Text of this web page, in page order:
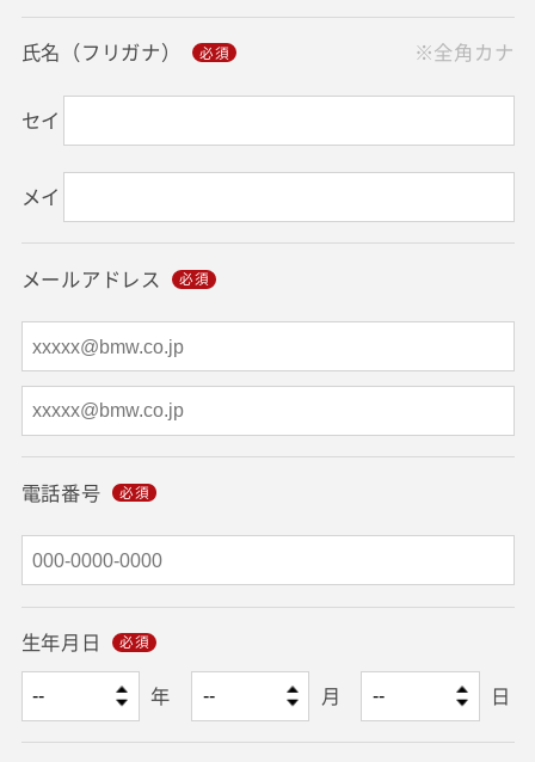
氏名（フリガナ）
セイ
メイ
※全角カナ
メールアドレス
電話番号
生年月日
年
月 日